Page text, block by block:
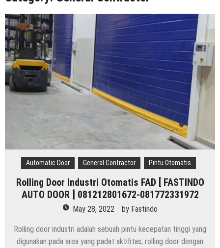
Hepa Filter Ruang Operasi
Harga High Speed Roller Door Indonesia
Painting Booth System | Call 0817.7984.4597
Distributor High Speed Door Indonesia | Call / WA : |
0812-1280-1672
Harga Filter Hepa untuk Rumah Sakit | Call : | 0812-
1280-1672
Automatic Door General Contractor Pintu Otomatis
Rolling Door Industri Otomatis FAD [ FASTINDO
AUTO DOOR ] 081212801672-081772331972
May 28, 2022 by Fastindo
Rolling door industri adalah sebuah pintu kecepatan tinggi yang
digunakan pada area yang padat aktifitas, rolling door dengan